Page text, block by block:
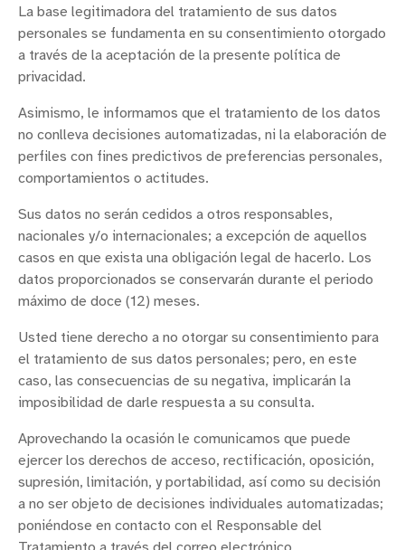
La base legitimadora del tratamiento de sus datos
personales se fundamenta en su consentimiento otorgado
a través de la aceptación de la presente política de
privacidad.
Asimismo, le informamos que el tratamiento de los datos
no conlleva decisiones automatizadas, ni la elaboración de
perfiles con fines predictivos de preferencias personales,
comportamientos o actitudes.
Sus datos no serán cedidos a otros responsables,
nacionales y/o internacionales; a excepción de aquellos
casos en que exista una obligación legal de hacerlo. Los
datos proporcionados se conservarán durante el periodo
máximo de doce (12) meses.
Usted tiene derecho a no otorgar su consentimiento para
el tratamiento de sus datos personales; pero, en este
caso, las consecuencias de su negativa, implicarán la
imposibilidad de darle respuesta a su consulta.
Aprovechando la ocasión le comunicamos que puede
ejercer los derechos de acceso, rectificación, oposición,
supresión, limitación, y portabilidad, así como su decisión
a no ser objeto de decisiones individuales automatizadas;
poniéndose en contacto con el Responsable del